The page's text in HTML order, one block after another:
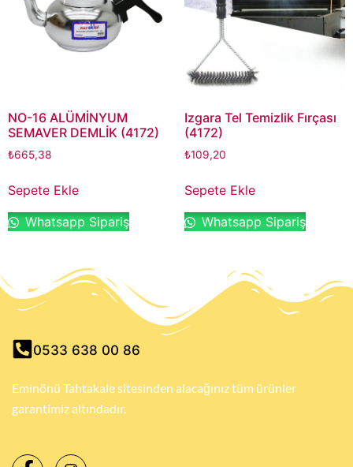
NO-16 ALÜMİNYUM
SEMAVER DEMLİK (4172)
₺665,38
Sepete Ekle
Whatsapp Sipariş
Izgara Tel Temizlik Fırçası
(4172)
₺109,20
Sepete Ekle
Whatsapp Sipariş
0533 638 00 86
Eminönü Tahtakale sitesinden alacağınız tüm ürünler
garantimiz altındadır.